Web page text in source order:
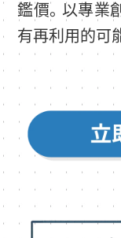
鑑價。以專業
有再利用的可